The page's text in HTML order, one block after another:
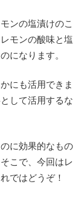
ンの塩漬けのこ
モンの酸味と塩
になります。
にも活用できま
して活用するな
に効果的なもの
こで、今回はレ
ではどうぞ！